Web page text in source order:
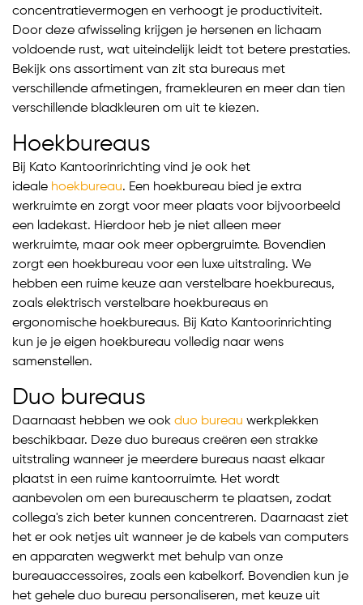
concentratievermogen en verhoogt je productiviteit.
Door deze afwisseling krijgen je hersenen en lichaam
voldoende rust, wat uiteindelijk leidt tot betere prestaties.
Bekijk ons assortiment van zit sta bureaus met
verschillende afmetingen, framekleuren en meer dan tien
verschillende bladkleuren om uit te kiezen.
Hoekbureaus
Bij Kato Kantoorinrichting vind je ook het
ideale hoekbureau. Een hoekbureau bied je extra
werkruimte en zorgt voor meer plaats voor bijvoorbeeld
een ladekast. Hierdoor heb je niet alleen meer
werkruimte, maar ook meer opbergruimte. Bovendien
zorgt een hoekbureau voor een luxe uitstraling. We
hebben een ruime keuze aan verstelbare hoekbureaus,
zoals elektrisch verstelbare hoekbureaus en
ergonomische hoekbureaus. Bij Kato Kantoorinrichting
kun je je eigen hoekbureau volledig naar wens
samenstellen.
Duo bureaus
Daarnaast hebben we ook duo bureau werkplekken
beschikbaar. Deze duo bureaus creëren een strakke
uitstraling wanneer je meerdere bureaus naast elkaar
plaatst in een ruime kantoorruimte. Het wordt
aanbevolen om een bureauscherm te plaatsen, zodat
collega's zich beter kunnen concentreren. Daarnaast ziet
het er ook netjes uit wanneer je de kabels van computers
en apparaten wegwerkt met behulp van onze
bureauaccessoires, zoals een kabelkorf. Bovendien kun je
het gehele duo bureau personaliseren, met keuze uit